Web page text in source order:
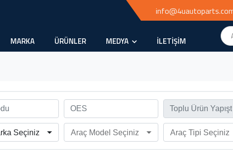
MARKA ÜRÜNLER MEDYA İLETİŞİM
Seçiniz Araç Model Seçiniz Araç Tipi Seçiniz